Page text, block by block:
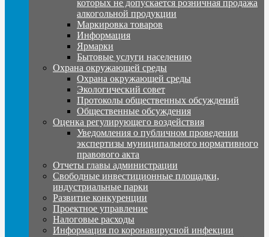
которых не допускается розничная продажа
алкогольной продукции
Маркировка товаров
Информация
Ярмарки
Бытовые услуги населению
Охрана окружающей среды
Охрана окружающей среды
Экологический совет
Протоколы общественных обсуждений
Общественные обсуждения
Оценка регулирующего воздействия
Уведомления о публичном проведении
экспертизы муниципального нормативного
правового акта
Отчеты главы администрации
Свободные инвестиционные площадки,
индустриальные парки
Развитие конкуренции
Проектное управление
Налоговые расходы
Информация по коронавирусной инфекции